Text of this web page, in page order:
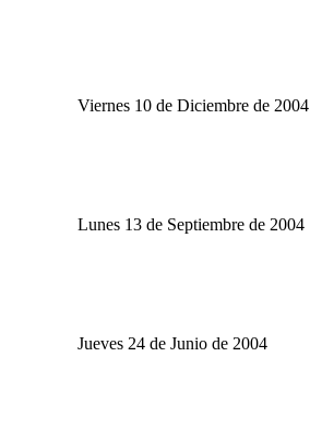
Viernes 10 de Diciembre de 2004
Lunes 13 de Septiembre de 2004
Jueves 24 de Junio de 2004